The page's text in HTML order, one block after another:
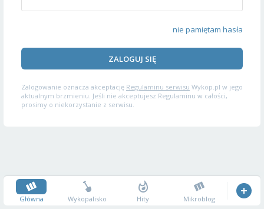
nie pamiętam hasła
ZALOGUJ SIĘ
Zalogowanie oznacza akceptację Regulaminu serwisu Wykop.pl w jego
aktualnym brzmieniu. Jeśli nie akceptujesz Regulaminu w całości,
prosimy o niekorzystanie z serwisu.
Główna Wykopalisko Hity Mikroblog